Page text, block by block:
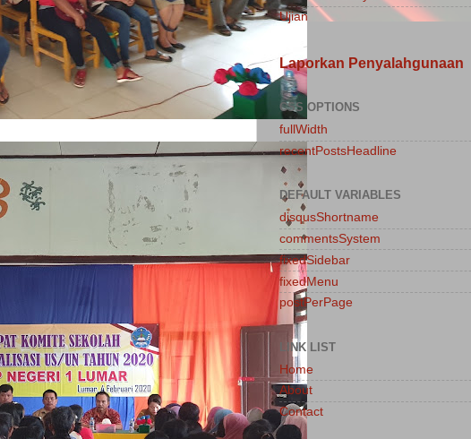
Ujian
Laporkan Penyalahgunaan
CSS OPTIONS
fullWidth
recentPostsHeadline
DEFAULT VARIABLES
disqusShortname
commentsSystem
fixedSidebar
fixedMenu
postPerPage
LINK LIST
Home
About
Contact